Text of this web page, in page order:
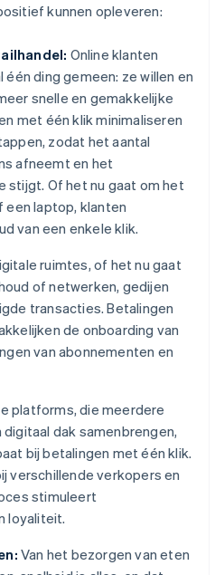
kunnen opleveren:
Online klanten
ding gemeen: ze willen en
snelle en gemakkelijke
met één klik minimaliseren
zodat het aantal
afneemt en het
stijgt. Of het nu gaat om het
een laptop, klanten
van een enkele klik.
ruimtes, of het nu gaat
of netwerken, gedijen
transacties. Betalingen
de onboarding van
van abonnementen en
platforms, die meerdere
dak samenbrengen,
bij betalingen met één klik.
verschillende verkopers en
stimuleert
loyaliteit.
Van het bezorgen van eten